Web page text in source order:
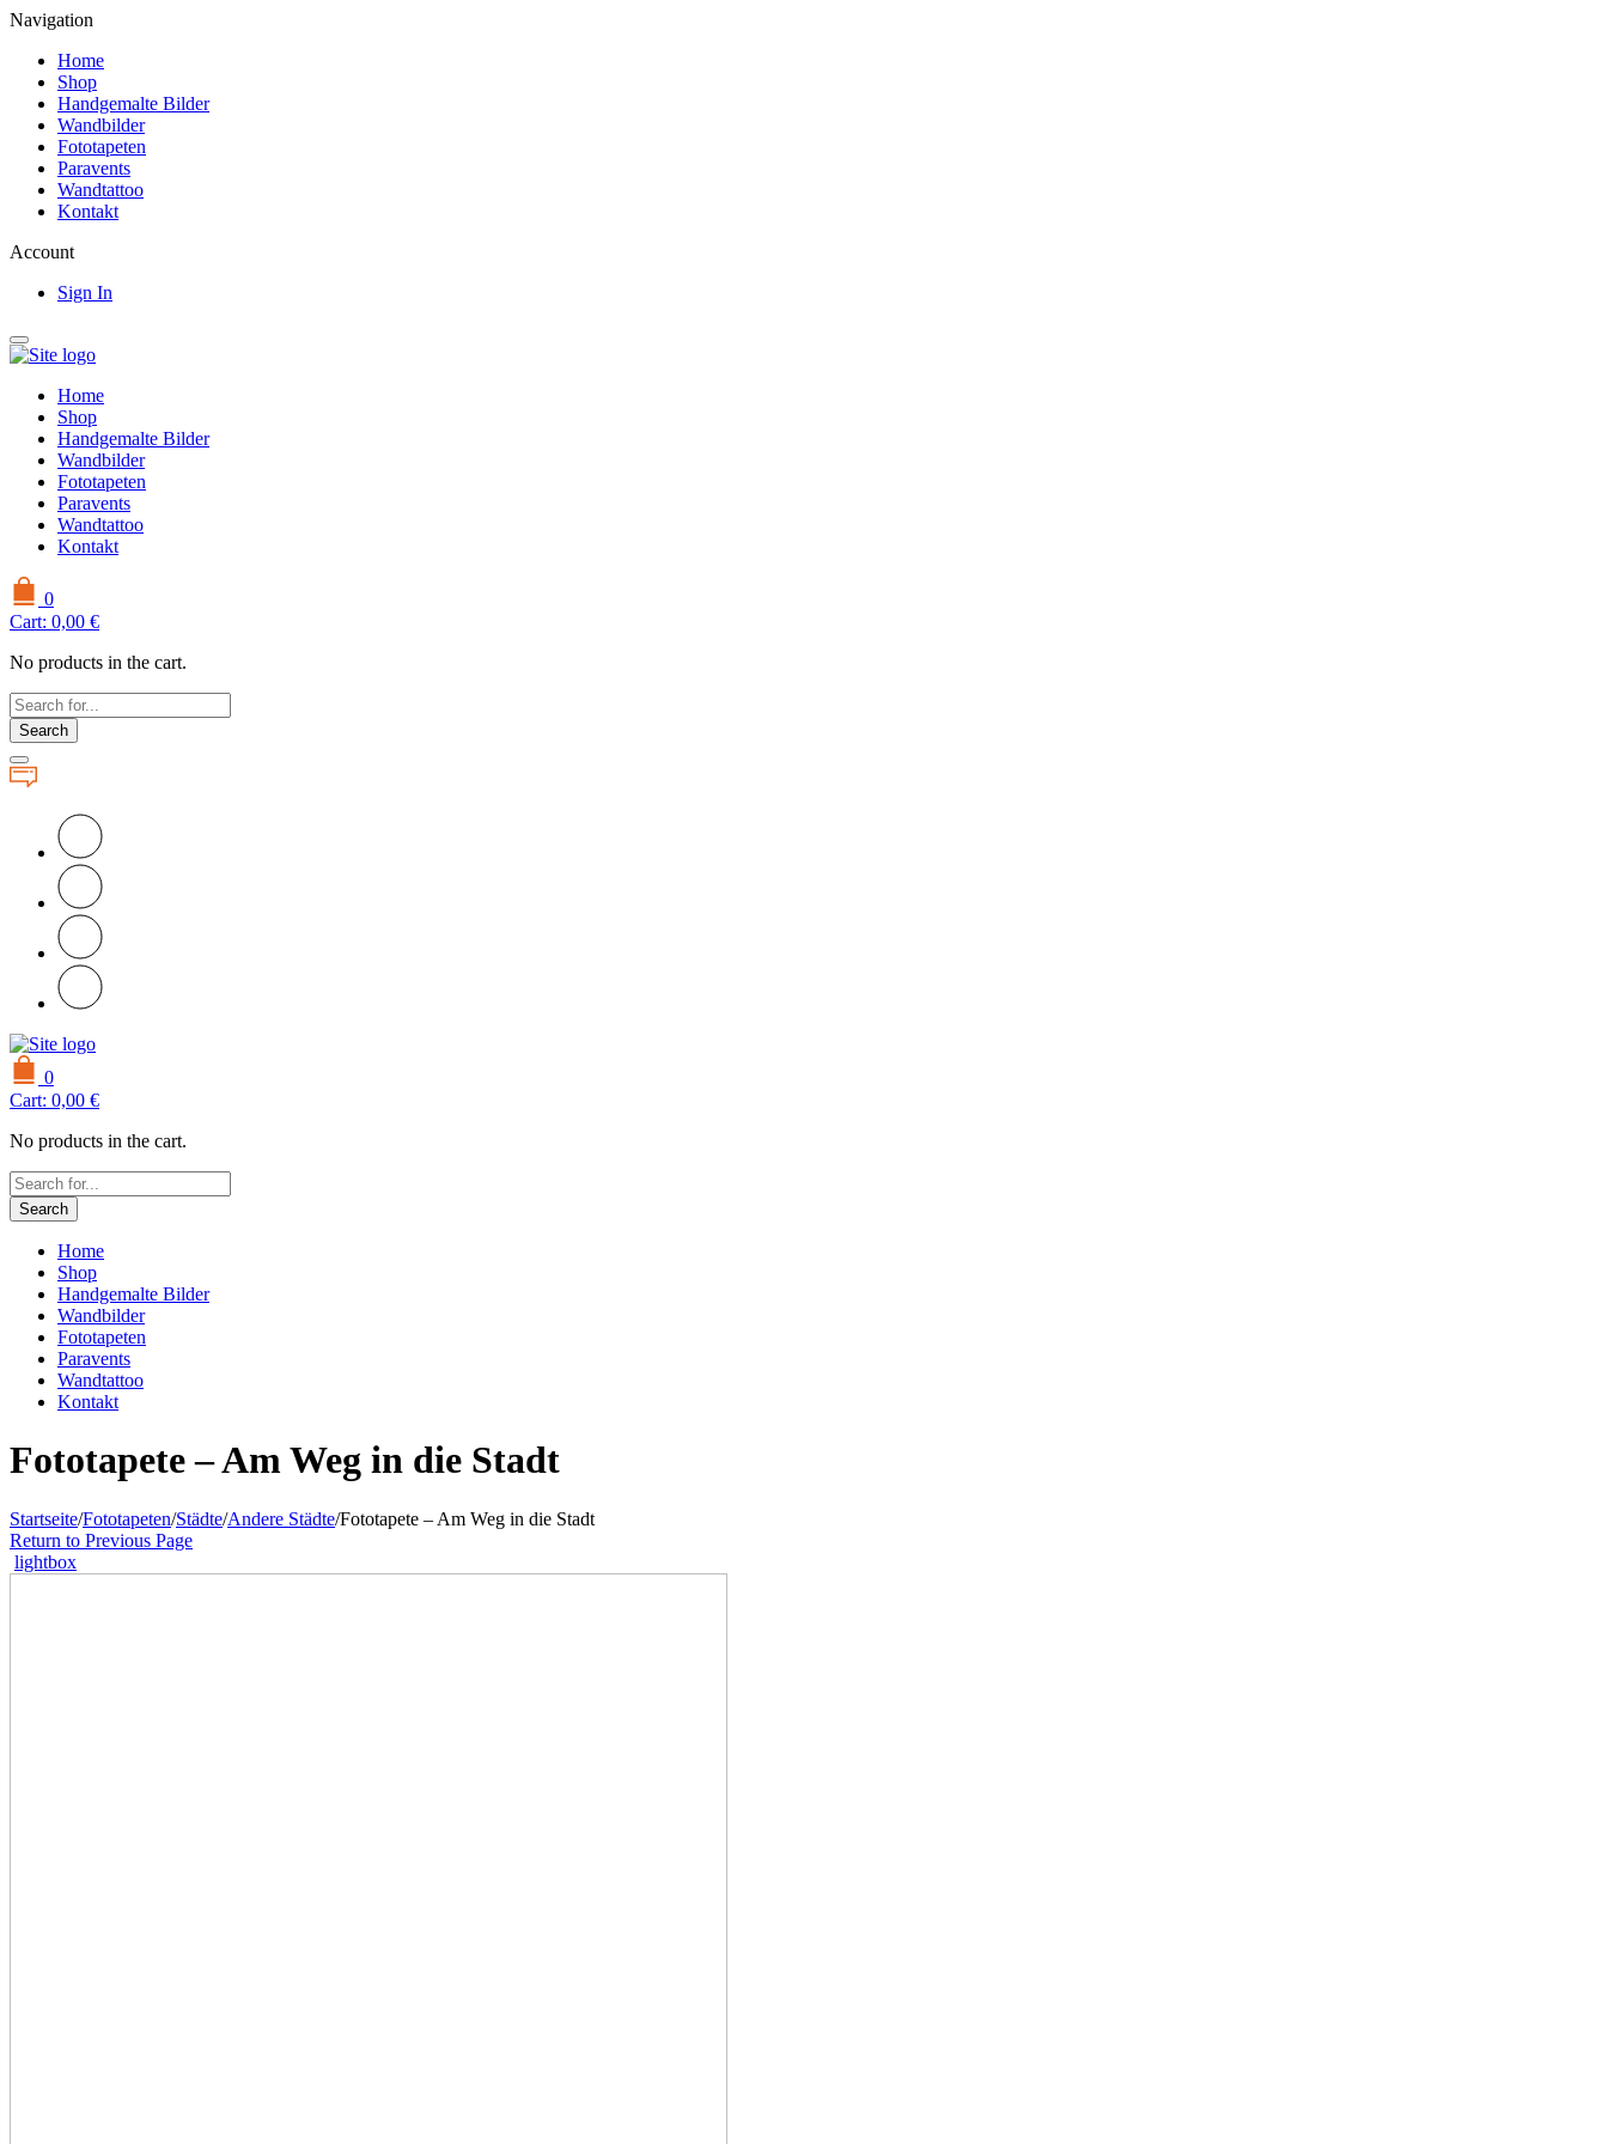
Navigation
Home
Shop
Handgemalte Bilder
Wandbilder
Fototapeten
Paravents
Wandtattoo
Kontakt
Account
Sign In
Home
Shop
Handgemalte Bilder
Wandbilder
Fototapeten
Paravents
Wandtattoo
Kontakt
0
Cart: 0,00 €
No products in the cart.
Search
0
Cart: 0,00 €
No products in the cart.
Search
Home
Shop
Handgemalte Bilder
Wandbilder
Fototapeten
Paravents
Wandtattoo
Kontakt
Fototapete – Am Weg in die Stadt
Startseite/Fototapeten/Städte/Andere Städte/Fototapete – Am Weg in die Stadt
Return to Previous Page
lightbox